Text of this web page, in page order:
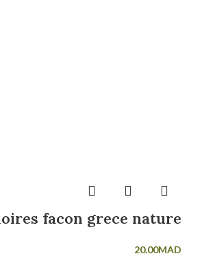
facon grece nature
20.00MAD